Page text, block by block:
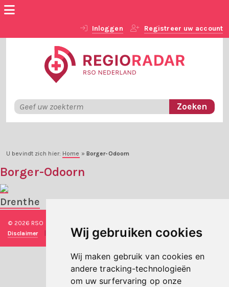
Wij gebruiken cookies
Wij maken gebruik van cookies en
andere tracking-technologieën
om uw surfervaring op onze
Inloggen Registreer uw account
U bevindt zich hier: Home » Borger-Odoorn
Borger-Odoorn
Drenthe
© 2026 RSO Nederland
Disclaimer
Privacy verklaring | Technische realisatieSieronline B.V.